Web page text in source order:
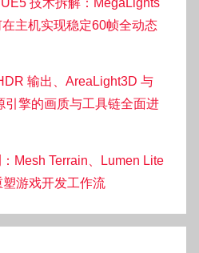
技术拆解：MegaLights
主机实现稳定60帧全动态
输出、AreaLight3D 与
引擎的画质与工具链全面进
Mesh Terrain、Lumen Lite
游戏开发工作流